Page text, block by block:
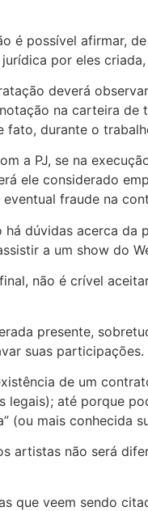
é possível afirmar,
por eles
deverá
na carteira
fato, durante o
a PJ, se na
ele considerado
fraude na
dúvidas acerca
a um show do
não é crível
presente,
suas participações.
de um
legais); até porque
(ou mais conhecida
artistas não será
que veem sendo